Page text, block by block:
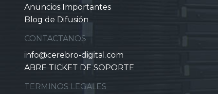
Anuncios Importantes
Blog de Difusión
CONTACTANOS
info@cerebro-digital.com
ABRE TICKET DE SOPORTE
TERMINOS LEGALES